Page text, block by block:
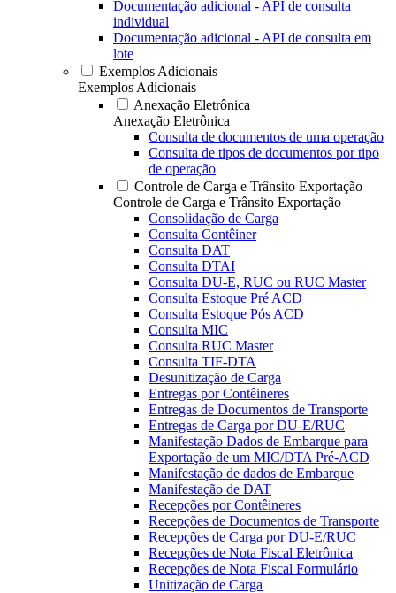
Documentação adicional - API de consulta
individual
Documentação adicional - API de consulta em
lote
Exemplos Adicionais
Exemplos Adicionais
Anexação Eletrônica
Anexação Eletrônica
Consulta de documentos de uma operação
Consulta de tipos de documentos por tipo
de operação
Controle de Carga e Trânsito Exportação
Controle de Carga e Trânsito Exportação
Consolidação de Carga
Consulta Contêiner
Consulta DAT
Consulta DTAI
Consulta DU-E, RUC ou RUC Master
Consulta Estoque Pré ACD
Consulta Estoque Pós ACD
Consulta MIC
Consulta RUC Master
Consulta TIF-DTA
Desunitização de Carga
Entregas por Contêineres
Entregas de Documentos de Transporte
Entregas de Carga por DU-E/RUC
Manifestação Dados de Embarque para
Exportação de um MIC/DTA Pré-ACD
Manifestação de dados de Embarque
Manifestação de DAT
Recepções por Contêineres
Recepções de Documentos de Transporte
Recepções de Carga por DU-E/RUC
Recepções de Nota Fiscal Eletrônica
Recepções de Nota Fiscal Formulário
Unitização de Carga